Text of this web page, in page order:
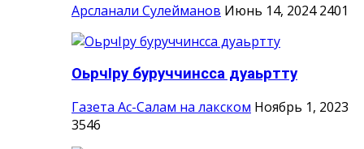
Арсланали Сулейманов Июнь 14, 2024 2401
ОьрчIру буруччинсса дуаьртту
Газета Ас-Салам на лакском Ноябрь 1, 2023
3546